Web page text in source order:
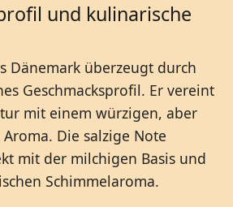
und kulinarische
Dänemark überzeugt durch
Geschmacksprofil. Er vereint
mit einem würzigen, aber
Die salzige Note
mit der milchigen Basis und
Schimmelaroma.